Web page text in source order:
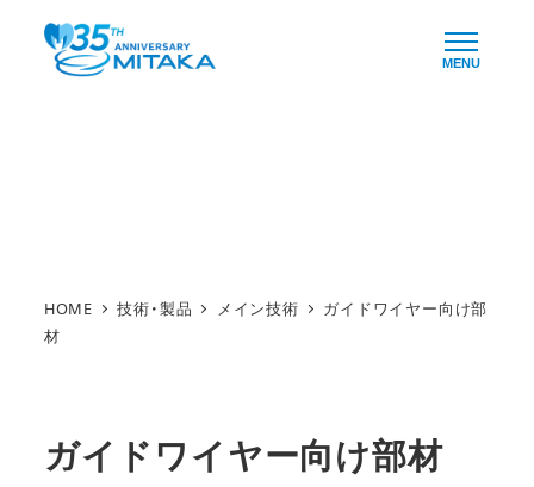
MENU
HOME 技術・製品 メイン技術
ガイドワイヤー向け部
材
ガイドワイヤー向け部材